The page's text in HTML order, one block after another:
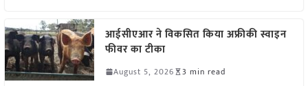
आईसीएआर ने विकसित किया अफ्रीकी स्वाइन
फीवर का टीका
August 5, 2026 3 min read